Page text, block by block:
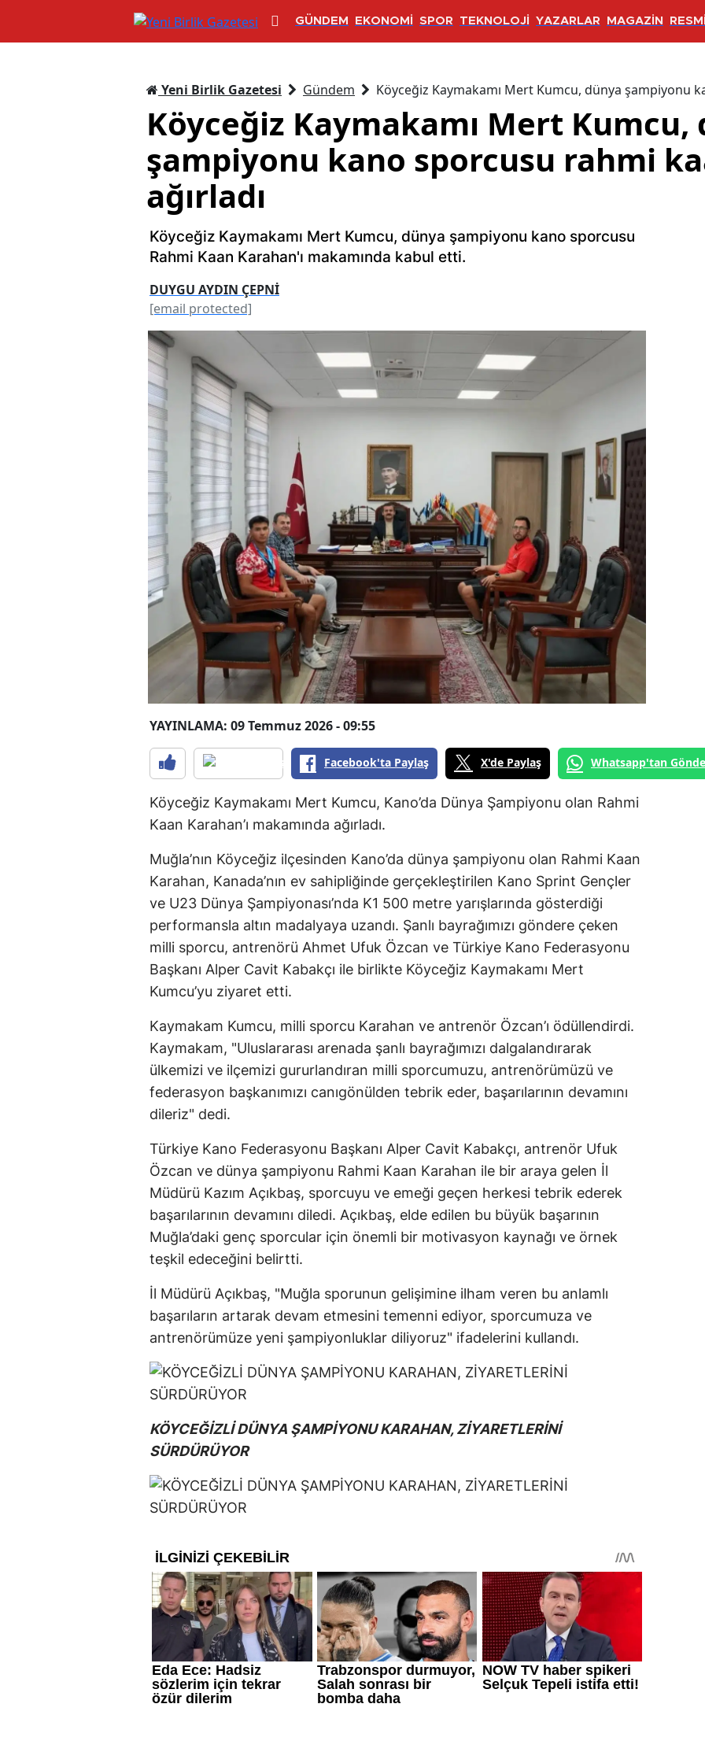
GÜNDEM EKONOMİ SPOR TEKNOLOJİ YAZARLAR MAGAZİN
Yeni Birlik Gazetesi Gündem Köyceğiz Kaymakamı Mert Kumcu, dünya şampiyonu
Köyceğiz Kaymakamı Mert Kumcu,
şampiyonu kano sporcusu rahmi
ağırladı
Köyceğiz Kaymakamı Mert Kumcu, dünya şampiyonu kano sporcusu
Rahmi Kaan Karahan'ı makamında kabul etti.
DUYGU AYDIN ÇEPNİ
[email protected]
YAYINLAMA: 09 Temmuz 2026 - 09:55
Facebook'ta Paylaş X'de Paylaş Whatsapp'tan
Köyceğiz Kaymakamı Mert Kumcu, Kano’da Dünya Şampiyonu olan Rahmi
Kaan Karahan’ı makamında ağırladı.
Muğla’nın Köyceğiz ilçesinden Kano’da dünya şampiyonu olan Rahmi Kaan
Karahan, Kanada’nın ev sahipliğinde gerçekleştirilen Kano Sprint Gençler
ve U23 Dünya Şampiyonası’nda K1 500 metre yarışlarında gösterdiği
performansla altın madalyaya uzandı. Şanlı bayrağımızı göndere çeken
milli sporcu, antrenörü Ahmet Ufuk Özcan ve Türkiye Kano Federasyonu
Başkanı Alper Cavit Kabakçı ile birlikte Köyceğiz Kaymakamı Mert
Kumcu’yu ziyaret etti.
Kaymakam Kumcu, milli sporcu Karahan ve antrenör Özcan’ı ödüllendirdi.
Kaymakam, "Uluslararası arenada şanlı bayrağımızı dalgalandırarak
ülkemizi ve ilçemizi gururlandıran milli sporcumuzu, antrenörümüzü ve
federasyon başkanımızı canıgönülden tebrik eder, başarılarının devamını
dileriz" dedi.
Türkiye Kano Federasyonu Başkanı Alper Cavit Kabakçı, antrenör Ufuk
Özcan ve dünya şampiyonu Rahmi Kaan Karahan ile bir araya gelen İl
Müdürü Kazım Açıkbaş, sporcuyu ve emeği geçen herkesi tebrik ederek
başarılarının devamını diledi. Açıkbaş, elde edilen bu büyük başarının
Muğla’daki genç sporcular için önemli bir motivasyon kaynağı ve örnek
teşkil edeceğini belirtti.
İl Müdürü Açıkbaş, "Muğla sporunun gelişimine ilham veren bu anlamlı
başarıların artarak devam etmesini temenni ediyor, sporcumuza ve
antrenörümüze yeni şampiyonluklar diliyoruz" ifadelerini kullandı.
KÖYCEĞİZLİ DÜNYA ŞAMPİYONU KARAHAN, ZİYARETLERİNİ
SÜRDÜRÜYOR